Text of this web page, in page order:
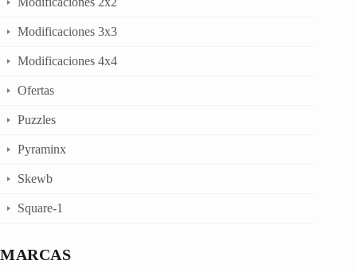
Modificaciones 3x3
Modificaciones 4x4
Ofertas
Puzzles
Pyraminx
Skewb
Square-1
MARCAS